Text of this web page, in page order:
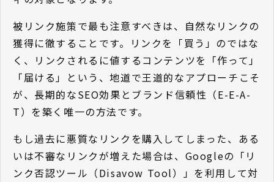
被リンク施策で最も注意すべきは、自然なリンクの
獲得に徹することです。リンクを「買う」のではな
く、リンクされるに値するコンテンツを「作って」
「届ける」という、地道で王道的なアプローチこそ
が、長期的なSEO効果とブランド信頼性（E-E-A-
T）を築く唯一の方法です。
もし過去に悪質なリンクを購入してしまった、ある
いは不審なリンクが増えた場合は、Googleの「リ
ンク否認ツール（Disavow Tool）」を利用して対